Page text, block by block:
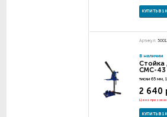
КУПИТЬ В 1
Артикул:
В наличии
Стойка
СМС-43
тиски 65 мм,
2 640
Цена при
КУПИТЬ В 1